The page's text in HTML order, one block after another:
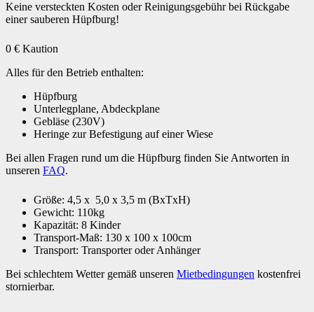
Keine versteckten Kosten oder Reinigungsgebühr bei Rückgabe
einer sauberen Hüpfburg!
0 € Kaution
Alles für den Betrieb enthalten:
Hüpfburg
Unterlegplane, Abdeckplane
Gebläse (230V)
Heringe zur Befestigung auf einer Wiese
Bei allen Fragen rund um die Hüpfburg finden Sie Antworten in
unseren FAQ.
Größe: 4,5 x 5,0 x 3,5 m (BxTxH)
Gewicht: 110kg
Kapazität: 8 Kinder
Transport-Maß: 130 x 100 x 100cm
Transport: Transporter oder Anhänger
Bei schlechtem Wetter gemäß unseren Mietbedingungen kostenfrei
stornierbar.